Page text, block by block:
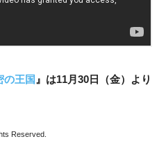
の王国』は11月30日（金）より
Reserved.